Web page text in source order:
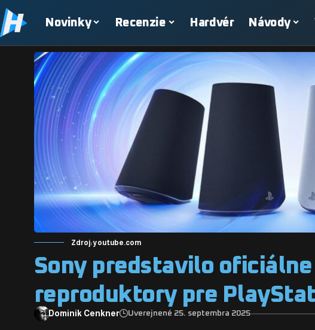
Novinky Recenzie Hardvér Návody
Zdroj: youtube.com
Sony predstavilo
reproduktory pre
Dominik Cenkner Uverejnené 25. septembra 2025